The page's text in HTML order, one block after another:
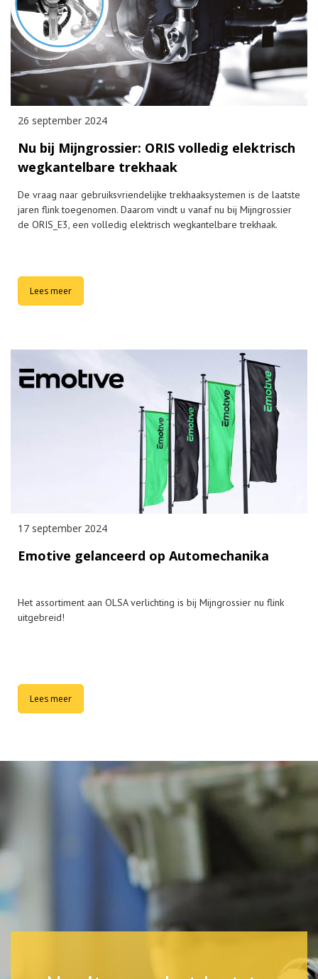
26 september 2024
Nu bij Mijngrossier: ORIS volledig elektrisch
wegkantelbare trekhaak
De vraag naar gebruiksvriendelijke trekhaaksystemen is de laatste
jaren flink toegenomen. Daarom vindt u vanaf nu bij Mijngrossier
de ORIS_E3, een volledig elektrisch wegkantelbare trekhaak.
Lees meer
17 september 2024
Emotive gelanceerd op Automechanika
Het assortiment aan OLSA verlichting is bij Mijngrossier nu flink
uitgebreid!
Lees meer